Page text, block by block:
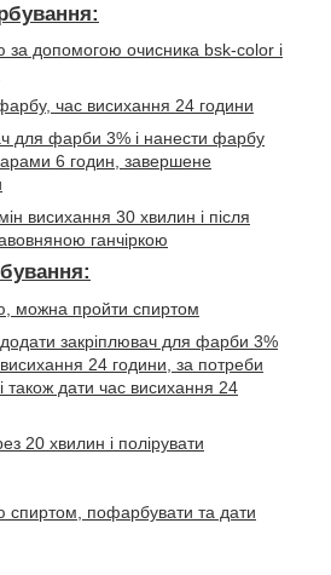
за допомогою очисника bsk-color і
час висихання 24 години
для фарби 3% і нанести фарбу
6 годин, завершене
висихання 30 хвилин і після
ганчіркою
можна пройти спиртом
закріплювач для фарби 3%
висихання 24 години, за потреби
також дати час висихання 24
20 хвилин і полірувати
спиртом, пофарбувати та дати